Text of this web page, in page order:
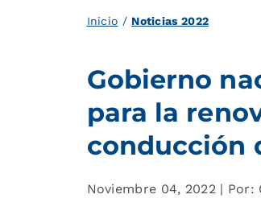
Inicio / Noticias 2022
Gobierno
para la
conducción
Noviembre 04, 2022 |